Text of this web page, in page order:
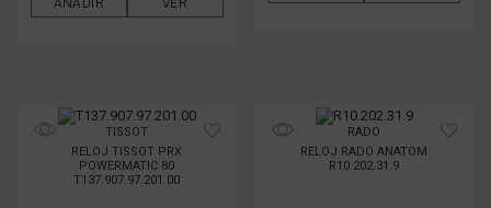
AÑADIR VER
TISSOT
RELOJ TISSOT PRX
POWERMATIC 80
T137.907.97.201.00
RADO
RELOJ RADO ANATOM
R10.202.31.9